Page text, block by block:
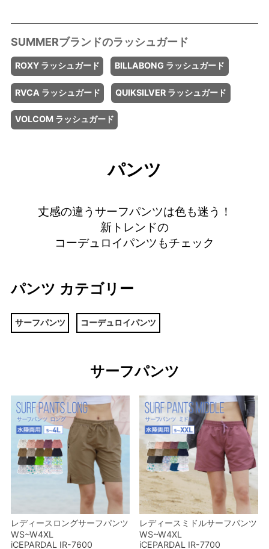
ROXY ラッシュガード BILLABONG ラッシュガード
RVCA ラッシュガード QUIKSILVER ラッシュガード
VOLCOM ラッシュガード
パンツ
丈感の違うサーフパンツは色も迷う！
新トレンドの
コーデュロイパンツもチェック
パンツ カテゴリー
サーフパンツ コーデュロイパンツ
サーフパンツ
レディースロングサーフパンツ
WS~W4XL
iCEPARDAL IR-7600
レディースミドルサーフパンツ
WS~W4XL
iCEPARDAL IR-7700